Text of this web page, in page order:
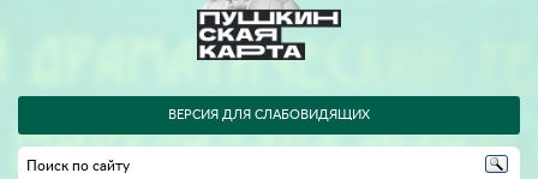
ВЕРСИЯ ДЛЯ СЛАБОВИДЯЩИХ